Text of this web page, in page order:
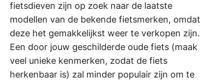
fietsdieven zijn op zoek naar de laatste
modellen van de bekende fietsmerken, omdat
deze het gemakkelijkst weer te verkopen zijn.
Een door jouw geschilderde oude fiets (maak
veel unieke kenmerken, zodat de fiets
herkenbaar is) zal minder populair zijn om te